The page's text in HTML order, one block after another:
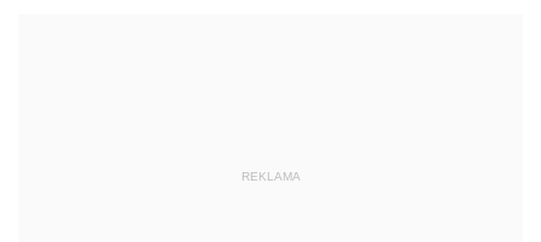
REKLAMA